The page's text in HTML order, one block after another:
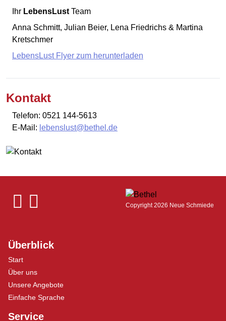
Ihr LebensLust Team
Anna Schmitt, Julian Beier, Lena Friedrichs & Martina
Kretschmer
LebensLust Flyer zum herunterladen
Kontakt
Telefon: 0521 144-5613
E-Mail: lebenslust@bethel.de
Copyright 2026 Neue Schmiede
Überblick
Start
Über uns
Unsere Angebote
Einfache Sprache
Service